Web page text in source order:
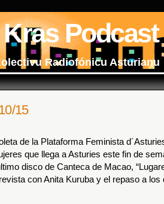
Podcast
Radiofónicu Asturianu
15
de la Plataforma Feminista
que llega a Asturies este fin de
disco de Canteca de Macao,
con Anita Kuruba y el repaso a